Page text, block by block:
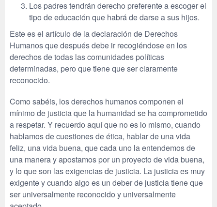
Los padres tendrán derecho preferente a escoger el
tipo de educación que habrá de darse a sus hijos.
Este es el artículo de la declaración de Derechos
Humanos que después debe ir recogiéndose en los
derechos de todas las comunidades políticas
determinadas, pero que tiene que ser claramente
reconocido.
Como sabéis, los derechos humanos componen el
mínimo de justicia que la humanidad se ha comprometido
a respetar. Y recuerdo aquí que no es lo mismo, cuando
hablamos de cuestiones de ética, hablar de una vida
feliz, una vida buena, que cada uno la entendemos de
una manera y apostamos por un proyecto de vida buena,
y lo que son las exigencias de justicia. La justicia es muy
exigente y cuando algo es un deber de justicia tiene que
ser universalmente reconocido y universalmente